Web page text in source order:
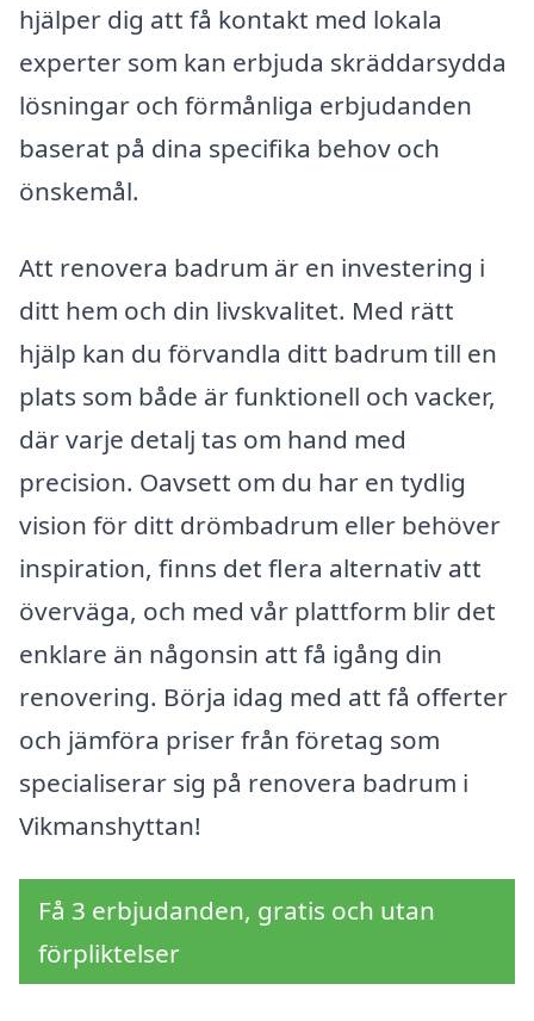
hjälper dig att få kontakt med lokala
experter som kan erbjuda skräddarsydda
lösningar och förmånliga erbjudanden
baserat på dina specifika behov och
önskemål.
Att renovera badrum är en investering i
ditt hem och din livskvalitet. Med rätt
hjälp kan du förvandla ditt badrum till en
plats som både är funktionell och vacker,
där varje detalj tas om hand med
precision. Oavsett om du har en tydlig
vision för ditt drömbadrum eller behöver
inspiration, finns det flera alternativ att
överväga, och med vår plattform blir det
enklare än någonsin att få igång din
renovering. Börja idag med att få offerter
och jämföra priser från företag som
specialiserar sig på renovera badrum i
Vikmanshyttan!
Få 3 erbjudanden, gratis och utan
förpliktelser